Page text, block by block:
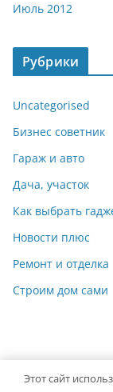
Июль 2012
Рубрики
Uncategorised
Бизнес советник
Гараж и авто
Дача, участок
Как выбрать
Новости плюс
Ремонт и отделка
Строим дом сами
Этот сайт